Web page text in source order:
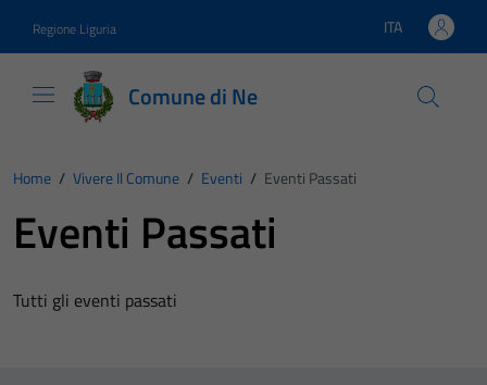
Regione Liguria Lingua attiva:
ITA
Comune di Ne
Home / Vivere Il Comune / Eventi / Eventi Passati
Eventi Passati
Tutti gli eventi passati